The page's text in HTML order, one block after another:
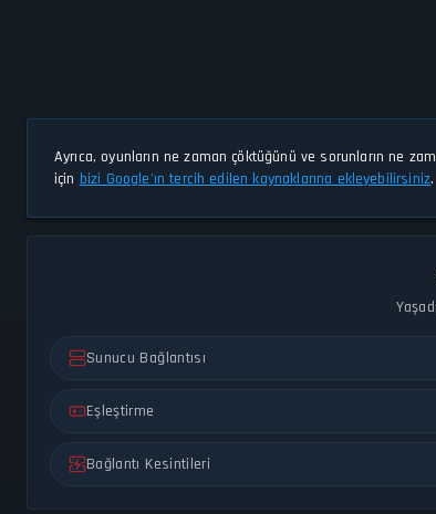
Ayrıca, oyunların ne zaman çöktüğünü ve sorunların ne
için bizi Google'ın tercih edilen kaynaklarına ekleyebilirsiniz.
Sunucu Bağlantısı
Eşleştirme
Bağlantı Kesintileri